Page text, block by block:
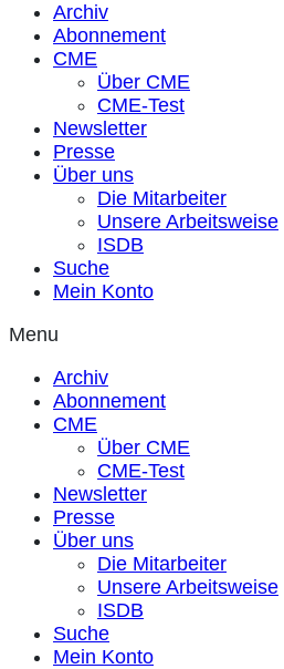
Archiv
Abonnement
CME
Über CME
CME-Test
Newsletter
Presse
Über uns
Die Mitarbeiter
Unsere Arbeitsweise
ISDB
Suche
Mein Konto
Menu
Archiv
Abonnement
CME
Über CME
CME-Test
Newsletter
Presse
Über uns
Die Mitarbeiter
Unsere Arbeitsweise
ISDB
Suche
Mein Konto